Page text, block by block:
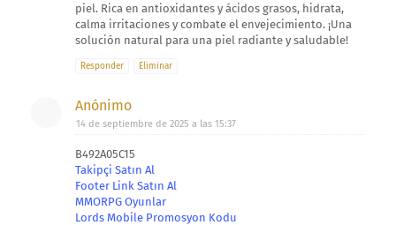
piel. Rica en antioxidantes y ácidos grasos, hidrata,
calma irritaciones y combate el envejecimiento. ¡Una
solución natural para una piel radiante y saludable!
Responder Eliminar
Anónimo
14 de septiembre de 2025 a las 15:37
B492A05C15
Takipçi Satın Al
Footer Link Satın Al
MMORPG Oyunlar
Lords Mobile Promosyon Kodu